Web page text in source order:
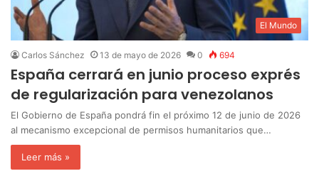
El Mundo
Carlos Sánchez 13 de mayo de 2026 0 694
España cerrará en junio proceso exprés
de regularización para venezolanos
El Gobierno de España pondrá fin el próximo 12 de junio de 2026
al mecanismo excepcional de permisos humanitarios que…
Leer más »